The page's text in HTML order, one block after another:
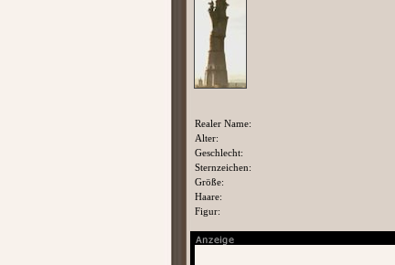
Realer Name:
Alter:
Geschlecht:
Sternzeichen:
Größe:
Haare:
Figur: